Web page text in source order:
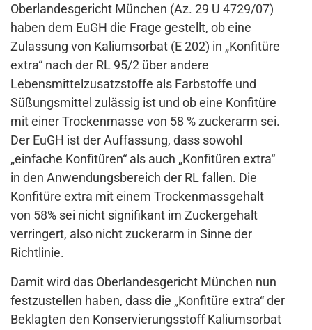
Oberlandesgericht München (Az. 29 U 4729/07)
haben dem EuGH die Frage gestellt, ob eine
Zulassung von Kaliumsorbat (E 202) in „Konfitüre
extra“ nach der RL 95/2 über andere
Lebensmittelzusatzstoffe als Farbstoffe und
Süßungsmittel zulässig ist und ob eine Konfitüre
mit einer Trockenmasse von 58 % zuckerarm sei.
Der EuGH ist der Auffassung, dass sowohl
„einfache Konfitüren“ als auch „Konfitüren extra“
in den Anwendungsbereich der RL fallen. Die
Konfitüre extra mit einem Trockenmassgehalt
von 58% sei nicht signifikant im Zuckergehalt
verringert, also nicht zuckerarm in Sinne der
Richtlinie.
Damit wird das Oberlandesgericht München nun
festzustellen haben, dass die „Konfitüre extra“ der
Beklagten den Konservierungsstoff Kaliumsorbat